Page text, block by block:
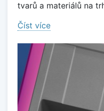
tvarů a materiálů na
Číst více